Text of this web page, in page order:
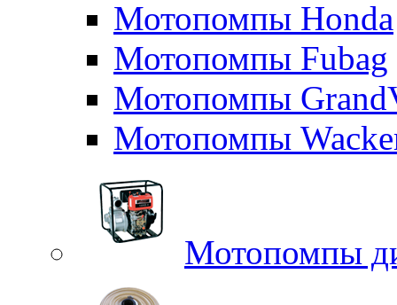
Мотопомпы Honda
Мотопомпы Fubag
Мотопомпы
Мотопомпы
Мотопомпы